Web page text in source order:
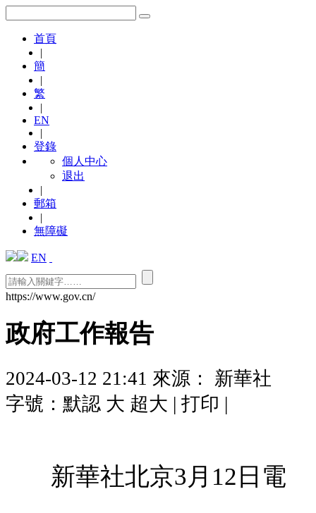
首頁
|
簡
|
繁
|
EN
|
登錄
個人中心
退出
|
郵箱
|
無障礙
EN
https://www.gov.cn/
政府工作報告
2024-03-12 21:41 來源： 新華社
字號： 默認 大 超大 | 打印 |
新華社北京3月12日電